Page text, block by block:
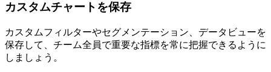
カスタムチャートを保存
カスタムフィルターやセグメンテーション、データビューを
保存して、チーム全員で重要な指標を常に把握できるように
しましょう。